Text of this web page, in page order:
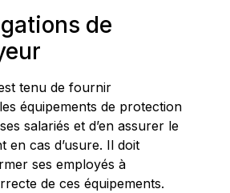
de
tenu de fournir
équipements de protection
salariés et d’en assurer le
en cas d’usure. Il doit
ses employés à
de ces équipements.